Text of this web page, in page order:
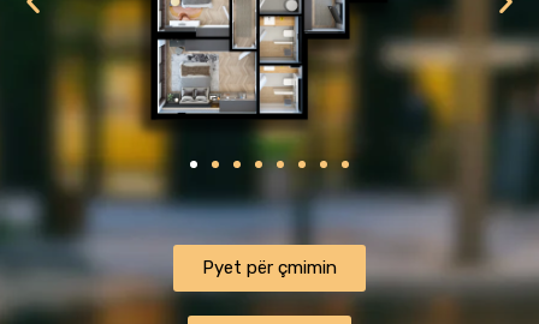
ㅤㅤㅤㅤPyet për çmiminㅤㅤㅤㅤ